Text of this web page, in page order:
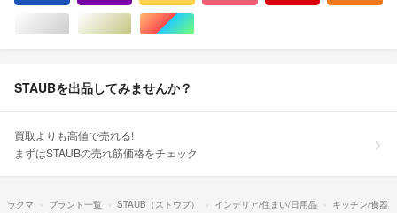
シルバー/銀色系ゴールド/金色系マルチカラー
STAUBを出品してみませんか？
買取よりも高値で売れる!
まずはSTAUBの売れ筋価格をチェック
ラクマ ブランド一覧 STAUB（ストウブ） インテリア/住まい/日用品
キッチン/食器